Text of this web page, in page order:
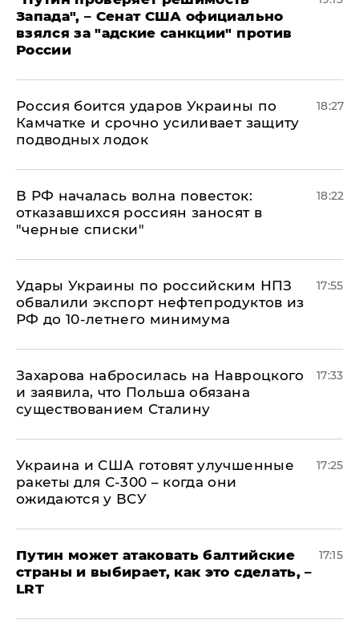
Запада", – Сенат США официально
взялся за "адские санкции" против
России
Россия боится ударов Украины по
Камчатке и срочно усиливает защиту
подводных лодок
18:27
​В РФ началась волна повесток:
отказавшихся россиян заносят в
"черные списки"
18:22
Удары Украины по российским НПЗ
обвалили экспорт нефтепродуктов из
РФ до 10-летнего минимума
17:55
​Захарова набросилась на Навроцкого
и заявила, что Польша обязана
существованием Сталину
17:33
Украина и США готовят улучшенные
ракеты для С-300 – когда они
ожидаются у ВСУ
17:25
Путин может атаковать балтийские
страны и выбирает, как это сделать, –
LRT
17:15